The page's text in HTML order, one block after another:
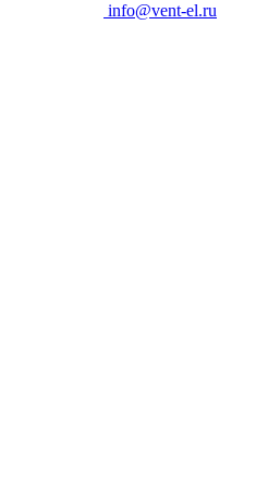
info@vent-el.ru